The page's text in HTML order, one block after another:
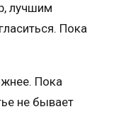
лучшим
Пока
Пока
не бывает